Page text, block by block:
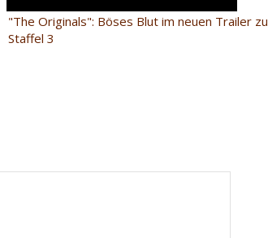
"The Originals": Böses Blut im neuen Trailer zu
Staffel 3